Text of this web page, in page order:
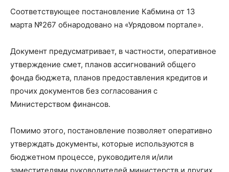
Соответствующее постановление Кабмина от 13
марта №267 обнародовано на «Урядовом портале».
Документ предусматривает, в частности, оперативное
утверждение смет, планов ассигнований общего
фонда бюджета, планов предоставления кредитов и
прочих документов без согласования с
Министерством финансов.
Помимо этого, постановление позволяет оперативно
утверждать документы, которые используются в
бюджетном процессе, руководителя и/или